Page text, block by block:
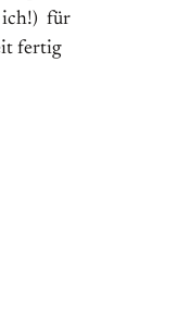
ich!) für
fertig